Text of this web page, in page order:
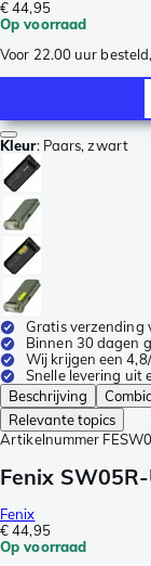
€ 44,95
Op voorraad
Voor 22.00 uur
Kleur: Paars, zwart
Gratis verzending
Binnen 30 dagen
Wij krijgen een
Snelle levering uit
Beschrijving
Relevante topics
Artikelnummer
Fenix
Fenix
€ 44,95
Op voorraad